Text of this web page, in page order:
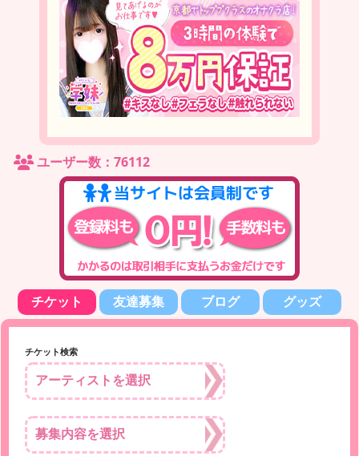
ユーザー数：76112
チケット 友達募集 ブログ グッズ
チケット検索